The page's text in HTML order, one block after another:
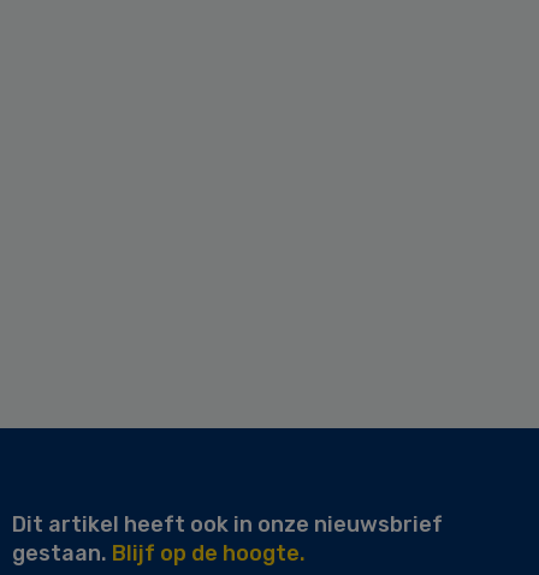
Dit artikel heeft ook in onze nieuwsbrief
gestaan. Blijf op de hoogte.